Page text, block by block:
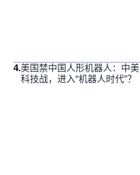
4.美国禁中国人形机器人：中美
科技战，进入“机器人时代”？